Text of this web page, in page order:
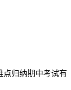
点归纳期中考试有